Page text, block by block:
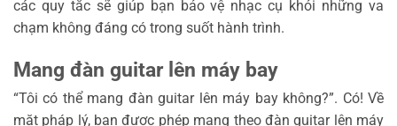
các quy tắc sẽ giúp bạn bảo vệ nhạc cụ khỏi những va
chạm không đáng có trong suốt hành trình.
Mang đàn guitar lên máy bay
“Tôi có thể mang đàn guitar lên máy bay không?”. Có! Về
mặt pháp lý, bạn được phép mang theo đàn guitar lên máy